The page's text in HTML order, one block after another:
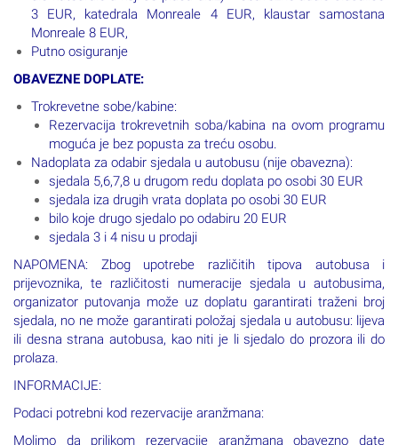
dio katedrale u koji se plaća ulaz) + obavezne audio slušalice
3 EUR, katedrala Monreale 4 EUR, klaustar samostana
Monreale 8 EUR,
Trokrevetne sobe/kabine:
Rezervacija trokrevetnih soba/kabina na ovom programu
moguća je bez popusta za treću osobu.
Nadoplata za odabir sjedala u autobusu (nije obavezna):
sjedala 5,6,7,8 u drugom redu doplata po osobi 30 EUR
sjedala iza drugih vrata doplata po osobi 30 EUR
bilo koje drugo sjedalo po odabiru 20 EUR
NAPOMENA: Zbog upotrebe različitih tipova autobusa i
prijevoznika, te različitosti numeracije sjedala u autobusima,
organizator putovanja može uz doplatu garantirati traženi broj
sjedala, no ne može garantirati položaj sjedala u autobusu: lijeva
ili desna strana autobusa, kao niti je li sjedalo do prozora ili do